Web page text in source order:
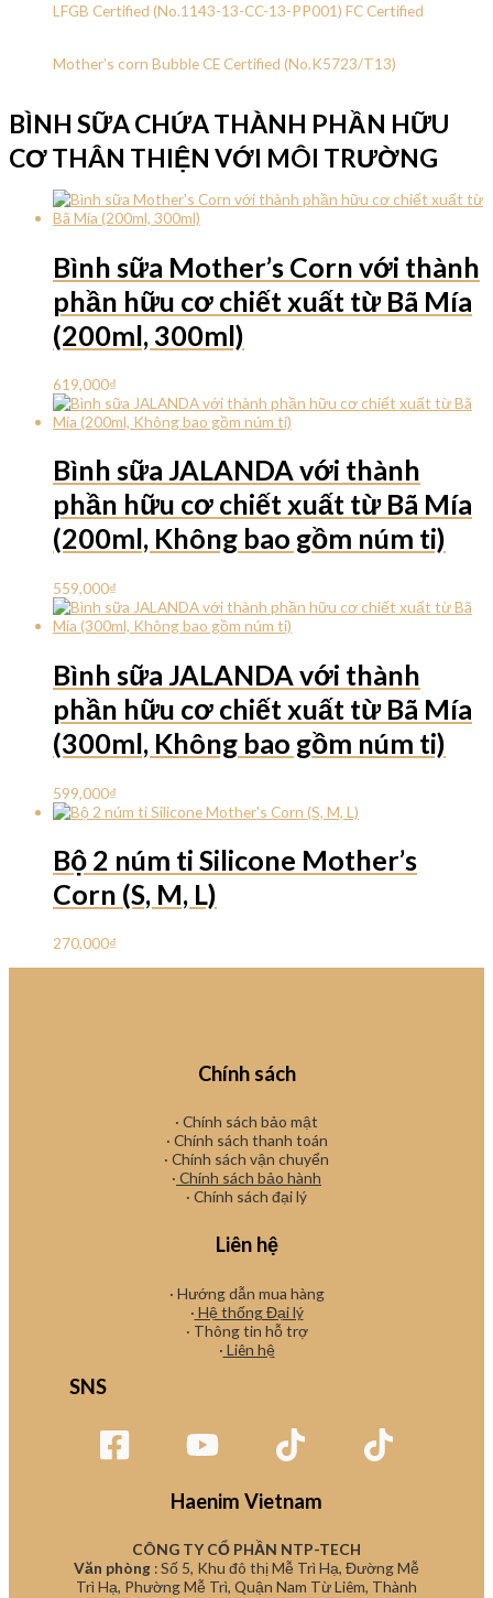
LFGB Certified (No.1143-13-CC-13-PP001) FC Certified
Mother’s corn Bubble CE Certified (No.K5723/T13)
BÌNH SỮA CHỨA THÀNH PHẦN HỮU
CƠ THÂN THIỆN VỚI MÔI TRƯỜNG
Bình sữa Mother’s Corn với thành
phần hữu cơ chiết xuất từ Bã Mía
(200ml, 300ml)
619,000₫
Bình sữa JALANDA với thành
phần hữu cơ chiết xuất từ Bã Mía
(200ml, Không bao gồm nú m ti)
559,000₫
Bình sữa JALANDA với thành
phần hữu cơ chiết xuất từ Bã Mía
(300ml, Không bao gồm nú m ti)
599,000₫
Bộ 2 núm ti Silicone Mother’s
Corn (S, M, L)
270,000₫
Chính sách
· Chính sách bảo mật
· Chính sách thanh toán
· Chính sách vận chuyển
· Chính sách bảo hành
· Chính sách đại lý
Liên hệ
· Hướng dẫn mua hàng
· Hệ thống Đại lý
· Thông tin hỗ trợ
· Liên hệ
SNS
Haenim Vietnam
CÔNG TY CỔ PHẦN NTP-TECH
Văn phòng : Số 5, Khu đô thị Mễ Trì Hạ, Đường Mễ
Trì Hạ, Phường Mễ Trì, Quận Nam Từ Liêm, Thành